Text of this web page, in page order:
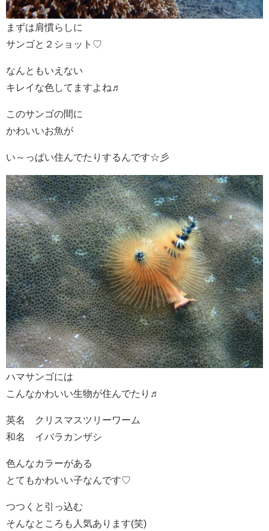
まずは肩慣らしに
サンゴと２ショット♡
なんともいえない
キレイな色してますよね♬
このサンゴの間に
かわいいお魚が
い～っぱい住んでたりするんです☆彡
ハマサンゴには
こんなかわいい生物が住んでたり♬
英名 クリスマスツリーワーム
和名 イバラカンザシ
色んなカラーがある
とてもかわいい子なんです♡
つつくと引っ込む
そんなところも人気あります(笑)